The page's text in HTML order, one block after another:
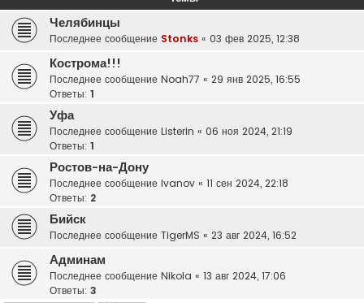
Челябинцы
Последнее сообщение Stonks « 03 фев 2025, 12:38
Кострома!!!
Последнее сообщение Noah77 « 29 янв 2025, 16:55
Ответы: 1
Уфа
Последнее сообщение Listerin « 06 ноя 2024, 21:19
Ответы: 1
Ростов-на-Дону
Последнее сообщение Ivanov « 11 сен 2024, 22:18
Ответы: 2
Бийск
Последнее сообщение TigerMS « 23 авг 2024, 16:52
Админам
Последнее сообщение Nikola « 13 авг 2024, 17:06
Ответы: 3